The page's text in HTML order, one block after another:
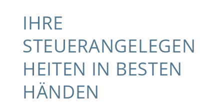
IHRE
STEUERANGELEGEN
HEITEN IN BESTEN
HÄNDEN